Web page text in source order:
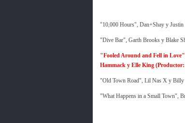
"10,000 Hours", Dan+Shay y
"Dive Bar", Garth Brooks y Blake
"Fooled Around and Fell in
Hammack y Elle King
"Old Town Road", Lil Nas X y Billy
"What Happens in a Small Town",